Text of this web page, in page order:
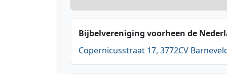
Bijbelvereniging voorheen de
Copernicusstraat 17, 3772CV